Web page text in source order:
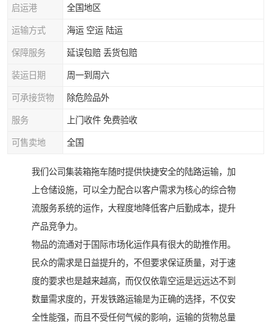
启运港 全国地区
运输方式 海运 空运 陆运
保障服务 延误包赔 丢货包赔
装运日期 周一到周六
可承接货物 除危险品外
服务 上门收件 免费验收
可售卖地 全国
我们公司集装箱拖车随时提供快捷安全的陆路运输，加
上仓储设施，可以全力配合以客户需求为核心的综合物
流服务系统的运作，大程度地降低客户后勤成本，提升
产品竞争力。
物品的流通对于国际市场化运作具有很大的助推作用。
民众的需求是日益提升的，不但要求保证质量，对于速
度的要求也是越来越高，而仅仅依靠空运是远远达不到
数量需求度的，开发铁路运输是为正确的选择，不仅安
全性能强，而且不受任何气候的影响，运输的货物总量